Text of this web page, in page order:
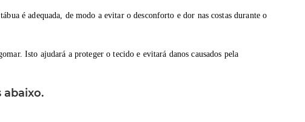
é adequada, de modo a evitar o desconforto e dor nas costas durante o
Isto ajudará a proteger o tecido e evitará danos causados pela
abaixo.